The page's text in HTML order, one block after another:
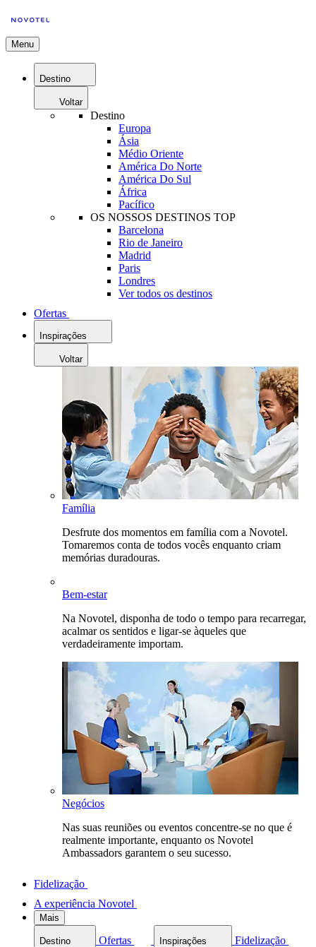
Menu
Destino
Voltar
Destino
Europa
Ásia
Médio Oriente
América Do Norte
América Do Sul
África
Pacífico
OS NOSSOS DESTINOS TOP
Barcelona
Rio de Janeiro
Madrid
Paris
Londres
Ver todos os destinos
Ofertas
Inspirações
Voltar
Família
Desfrute dos momentos em família com a Novotel.
Tomaremos conta de todos vocês enquanto criam
memórias duradouras.
Bem-estar
Na Novotel, disponha de todo o tempo para recarregar,
acalmar os sentidos e ligar-se àqueles que
verdadeiramente importam.
Negócios
Nas suas reuniões ou eventos concentre-se no que é
realmente importante, enquanto os Novotel
Ambassadors garantem o seu sucesso.
Fidelização
A experiência Novotel
Mais
Destino Ofertas Inspirações
Fidelização